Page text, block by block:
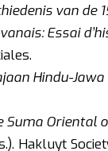
van de
Essai
Hindu-
Suma Oriental
Hakluyt